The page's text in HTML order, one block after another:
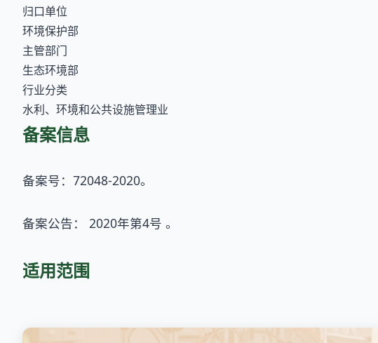
归口单位
环境保护部
主管部门
生态环境部
行业分类
水利、环境和公共设施管理业
备案信息
备案号：72048-2020。
备案公告： 2020年第4号 。
适用范围